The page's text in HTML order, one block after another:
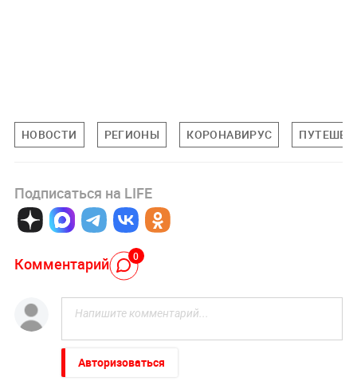
НОВОСТИ РЕГИОНЫ КОРОНАВИРУС
Подписаться на LIFE
Комментарий 0
Авторизоваться